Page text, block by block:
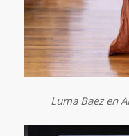
Luma Baez en